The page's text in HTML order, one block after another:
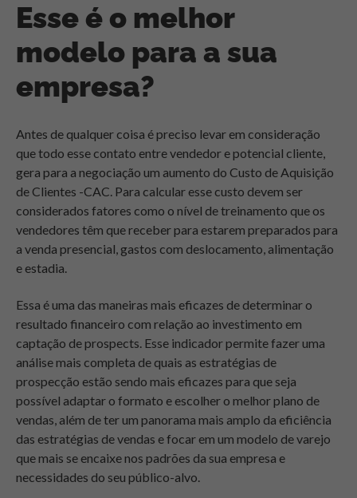
Esse é o melhor
modelo para a sua
empresa?
Antes de qualquer coisa é preciso levar em consideração
que todo esse contato entre vendedor e potencial cliente,
gera para a negociação um aumento do Custo de Aquisição
de Clientes -CAC. Para calcular esse custo devem ser
considerados fatores como o nível de treinamento que os
vendedores têm que receber para estarem preparados para
a venda presencial, gastos com deslocamento, alimentação
e estadia.
Essa é uma das maneiras mais eficazes de determinar o
resultado financeiro com relação ao investimento em
captação de prospects. Esse indicador permite fazer uma
análise mais completa de quais as estratégias de
prospecção estão sendo mais eficazes para que seja
possível adaptar o formato e escolher o melhor plano de
vendas, além de ter um panorama mais amplo da eficiência
das estratégias de vendas e focar em um modelo de varejo
que mais se encaixe nos padrões da sua empresa e
necessidades do seu público-alvo.